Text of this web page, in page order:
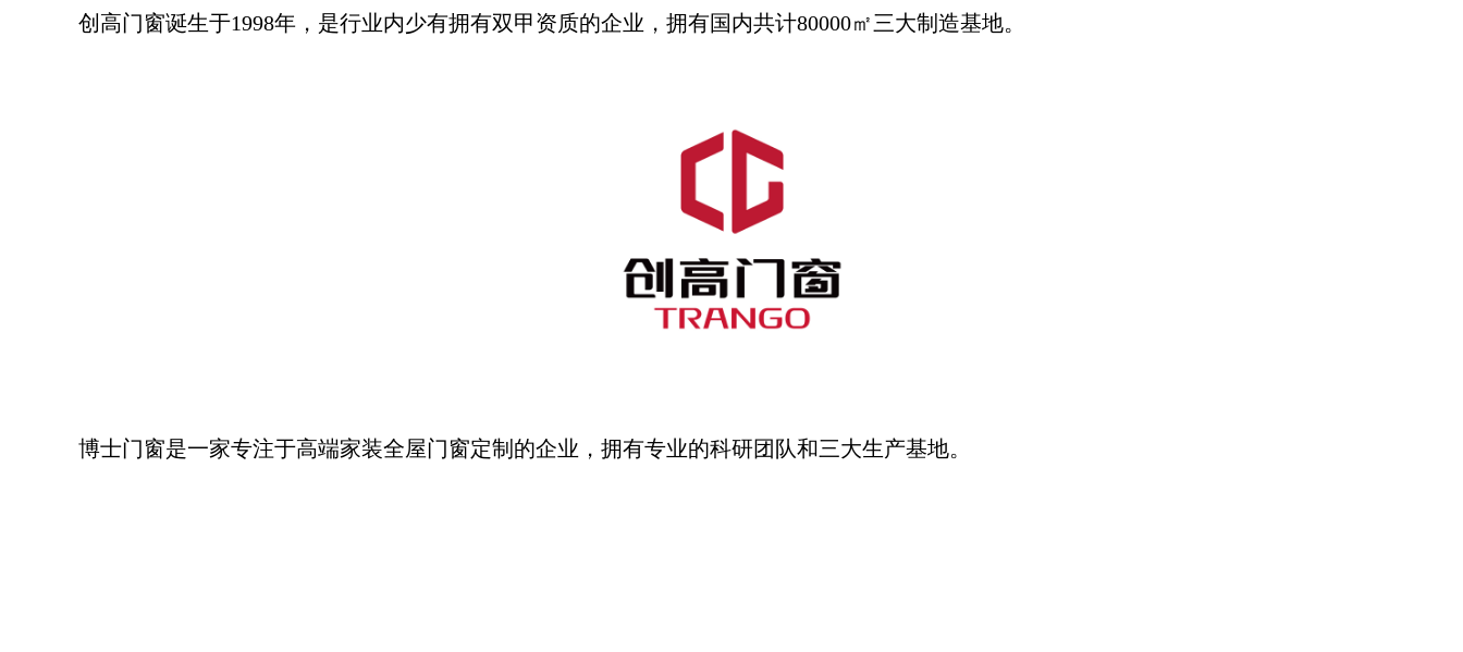
创高门窗诞生于1998年，是行业内少有拥有双甲资质的企业，拥有国内共计80000㎡三大制造基地。
博士门窗是一家专注于高端家装全屋门窗定制的企业，拥有专业的科研团队和三大生产基地。